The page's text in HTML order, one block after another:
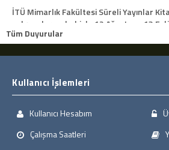
İTÜ Mimarlık Fakültesi Süreli Yayınlar
çalışmaları sebebiyle 12 Ağustos - 13
kapalı olacaktır.
08 Ağustos 2024
ayı boyunca kapalı olacaktır.
24 Temmuz 2024
Makine Fakültesi Ratip Berker
Cuma günü akşam mesai personelinin
sebebiyle kapalı olacaktır. 24 Haziran
yaz dönemi çalışma saatine geçilecektir.
Tüm Duyurular
Kullanıcı İşlemleri
Kullanıcı Hesabım
Çalışma Saatleri